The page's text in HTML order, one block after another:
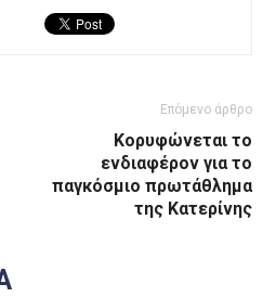
Επόμενο άρθρο
Κορυφώνεται το
ενδιαφέρον για το
παγκόσμιο πρωτάθλημα
της Κατερίνης